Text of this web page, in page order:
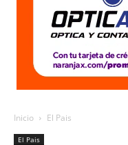
Inicio El Pais
El Pais